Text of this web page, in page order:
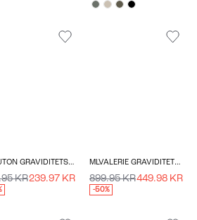
MLLUTON GRAVIDITETSJEANS
KR239.97 KR
MLVALERIE GRAVIDITETSJAKKE
899.95 KR449.98 KR
-50%